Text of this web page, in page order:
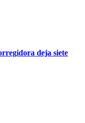
deja siete